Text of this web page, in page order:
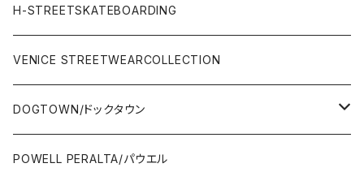
Rhythm(サーフアパレル)
Ripcurl(サーフブランド)
STREET
SURFSKATE
TRUCK(トラック)
WHEEL(ウィール)
OTHERS(スケボー小物/ステッカー類)
JAYADAMS/ジェイアダムス
SALE
made in JAPAN
made in USA
H-STREETSKATEBOARDING
VENICE STREETWEARCOLLECTION
DOGTOWN/ドックタウン
WEAR(衣類)
POWELL PERALTA/パウエル